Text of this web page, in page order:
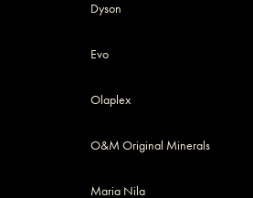
Dyson
Evo
Olaplex
O&M Original Minerals
Maria Nila